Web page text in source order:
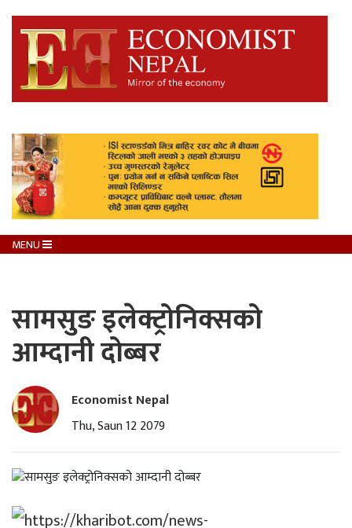
MENU
सामसुङ इलेक्ट्रोनिक्सको
आम्दानी दोब्बर
Economist Nepal
Thu, Saun 12 2079